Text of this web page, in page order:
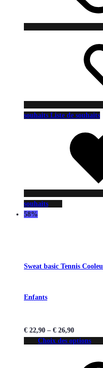
souhaits Liste de souhaits
souhaits
58%
Sweat basic Tennis
Enfants
€ 22,90 – € 26,90
Choix des options